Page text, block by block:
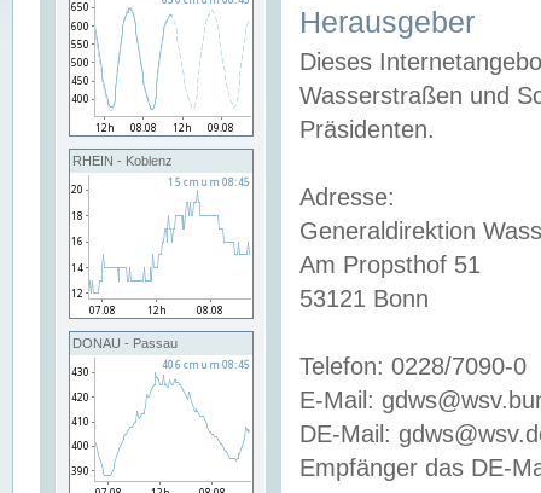
RHEIN - Koblenz
DONAU - Passau
Herausgeber
Dieses
Wasserstraßen und
Präsidenten.
Adresse:
Generaldirektion
Am Propsthof 51
53121 Bonn
Telefon: 0228/7090-0
E-Mail:
DE-Mail:
Empfänger das DE-